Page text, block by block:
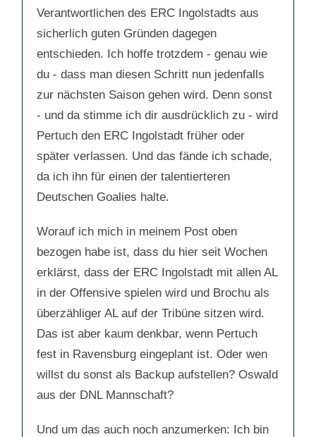
Verantwortlichen des ERC Ingolstadts aus
sicherlich guten Gründen dagegen
entschieden. Ich hoffe trotzdem - genau wie
du - dass man diesen Schritt nun jedenfalls
zur nächsten Saison gehen wird. Denn sonst
- und da stimme ich dir ausdrücklich zu - wird
Pertuch den ERC Ingolstadt früher oder
später verlassen. Und das fände ich schade,
da ich ihn für einen der talentierteren
Deutschen Goalies halte.
Worauf ich mich in meinem Post oben
bezogen habe ist, dass du hier seit Wochen
erklärst, dass der ERC Ingolstadt mit allen AL
in der Offensive spielen wird und Brochu als
überzähliger AL auf der Tribüne sitzen wird.
Das ist aber kaum denkbar, wenn Pertuch
fest in Ravensburg eingeplant ist. Oder wen
willst du sonst als Backup aufstellen? Oswald
aus der DNL Mannschaft?
Und um das auch noch anzumerken: Ich bin